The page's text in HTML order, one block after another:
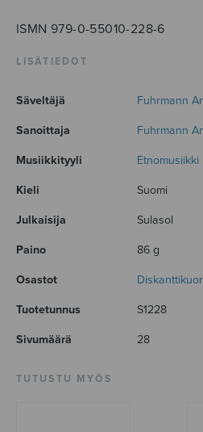
ISMN 979-0-55010-228-6
LISÄTIEDOT
Säveltäjä Fuhrmann
Sanoittaja Fuhrmann
Musiikkityyli Etnomusiikki
Kieli Suomi
Julkaisija Sulasol
Paino 86 g
Osastot
Tuotetunnus S1228
Sivumäärä 28
TUTUSTU MYÖS